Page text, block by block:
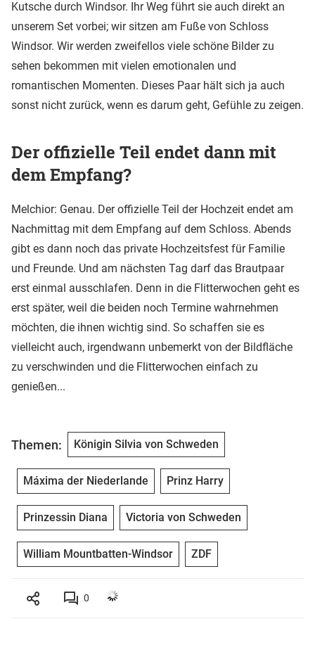
Kutsche durch Windsor. Ihr Weg führt sie auch direkt an
unserem Set vorbei; wir sitzen am Fuße von Schloss
Windsor. Wir werden zweifellos viele schöne Bilder zu
sehen bekommen mit vielen emotionalen und
romantischen Momenten. Dieses Paar hält sich ja auch
sonst nicht zurück, wenn es darum geht, Gefühle zu zeigen.
Der offizielle Teil endet dann mit
dem Empfang?
Melchior: Genau. Der offizielle Teil der Hochzeit endet am
Nachmittag mit dem Empfang auf dem Schloss. Abends
gibt es dann noch das private Hochzeitsfest für Familie
und Freunde. Und am nächsten Tag darf das Brautpaar
erst einmal ausschlafen. Denn in die Flitterwochen geht es
erst später, weil die beiden noch Termine wahrnehmen
möchten, die ihnen wichtig sind. So schaffen sie es
vielleicht auch, irgendwann unbemerkt von der Bildfläche
zu verschwinden und die Flitterwochen einfach zu
genießen...
Themen: Königin Silvia von Schweden
Máxima der Niederlande Prinz Harry
Prinzessin Diana Victoria von Schweden
William Mountbatten-Windsor ZDF
0